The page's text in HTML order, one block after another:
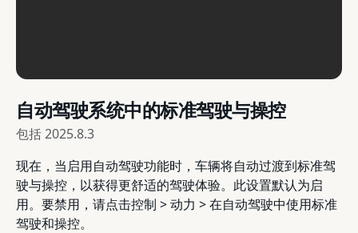
自动驾驶系统中的标准驾驶与操控
包括2025.8.3
现在，当启用自动驾驶功能时，车辆将自动过渡到标准驾
驶与操控，以获得更舒适的驾驶体验。此设置默认为启
用。要禁用，请点击控制 > 动力 > 在自动驾驶中使用标准
驾驶和操控。